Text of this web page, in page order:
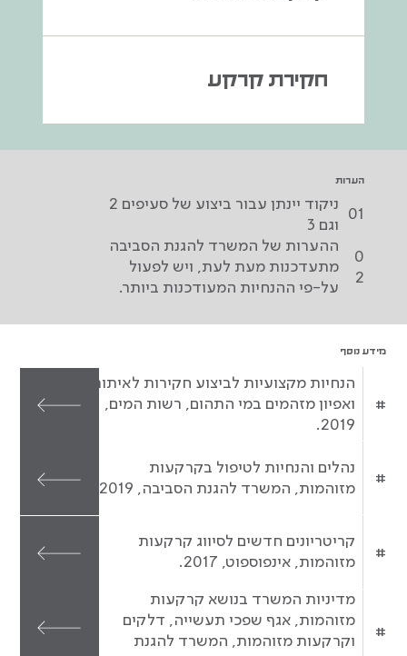
חקירת קרקע
הערות
ניקוד יינתן עבור ביצוע של סעיפים 2
וגם 3
01
ההערות של המשרד להגנת הסביבה
מתעדכנות מעת לעת, ויש לפעול
על-פי ההנחיות המעודכנות ביותר.
0
2
מידע נוסף
הנחיות מקצועיות לביצוע חקירות לאיתור
ואפיון מזהמים במי התהום, רשות המים,
2019.
#
נהלים והנחיות לטיפול בקרקעות
מזוהמות, המשרד להגנת הסביבה, 2019.
#
קריטריונים חדשים לסיווג קרקעות
מזוהמות, אינפוספוט, 2017.
#
מדיניות המשרד בנושא קרקעות
מזוהמות, אגף שפכי תעשייה, דלקים
וקרקעות מזוהמות, המשרד להגנת
#